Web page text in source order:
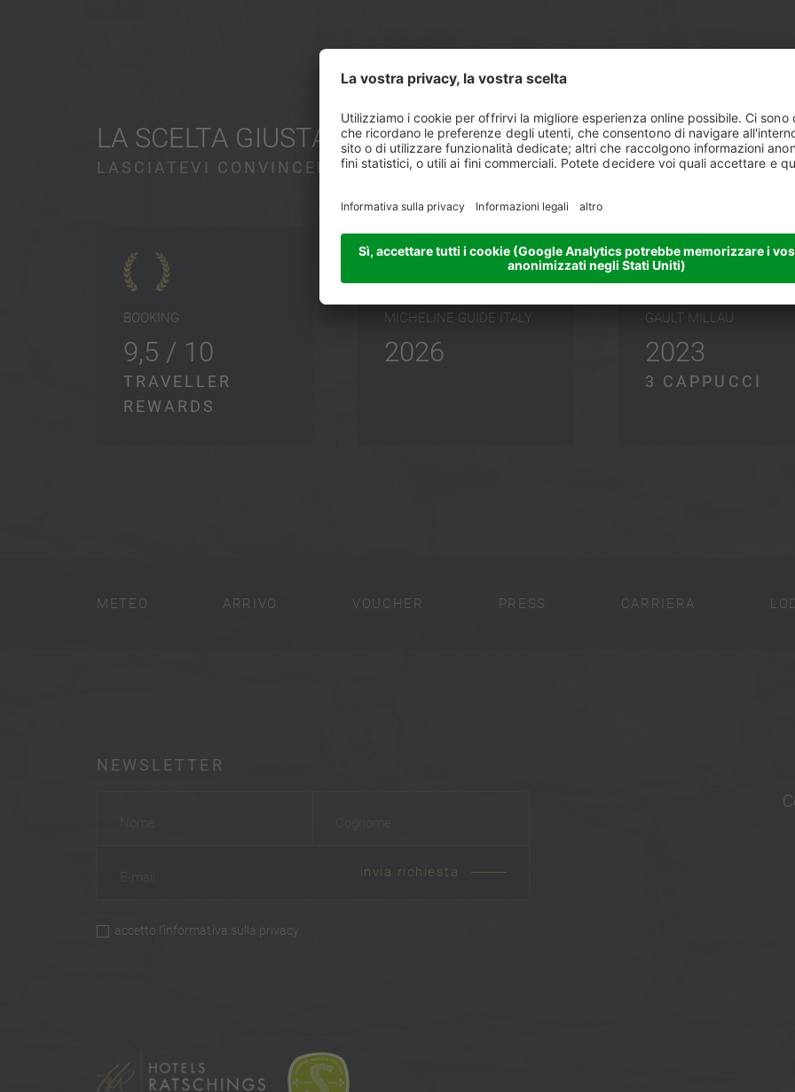
LA SCELTA GIUSTA
LASCIATEVI CONVINCERE!
BOOKING
9,5 / 10
TRAVELLER
REWARDS
MICHELINE GUIDE ITALY
2026
GAULT MILLAU
2023
3 CAPPUCCI
METEO ARRIVO VOUCHER PRESS CARRIERA
NEWSLETTER
privacy
accetto l’informativa sulla privacy
invia richiesta